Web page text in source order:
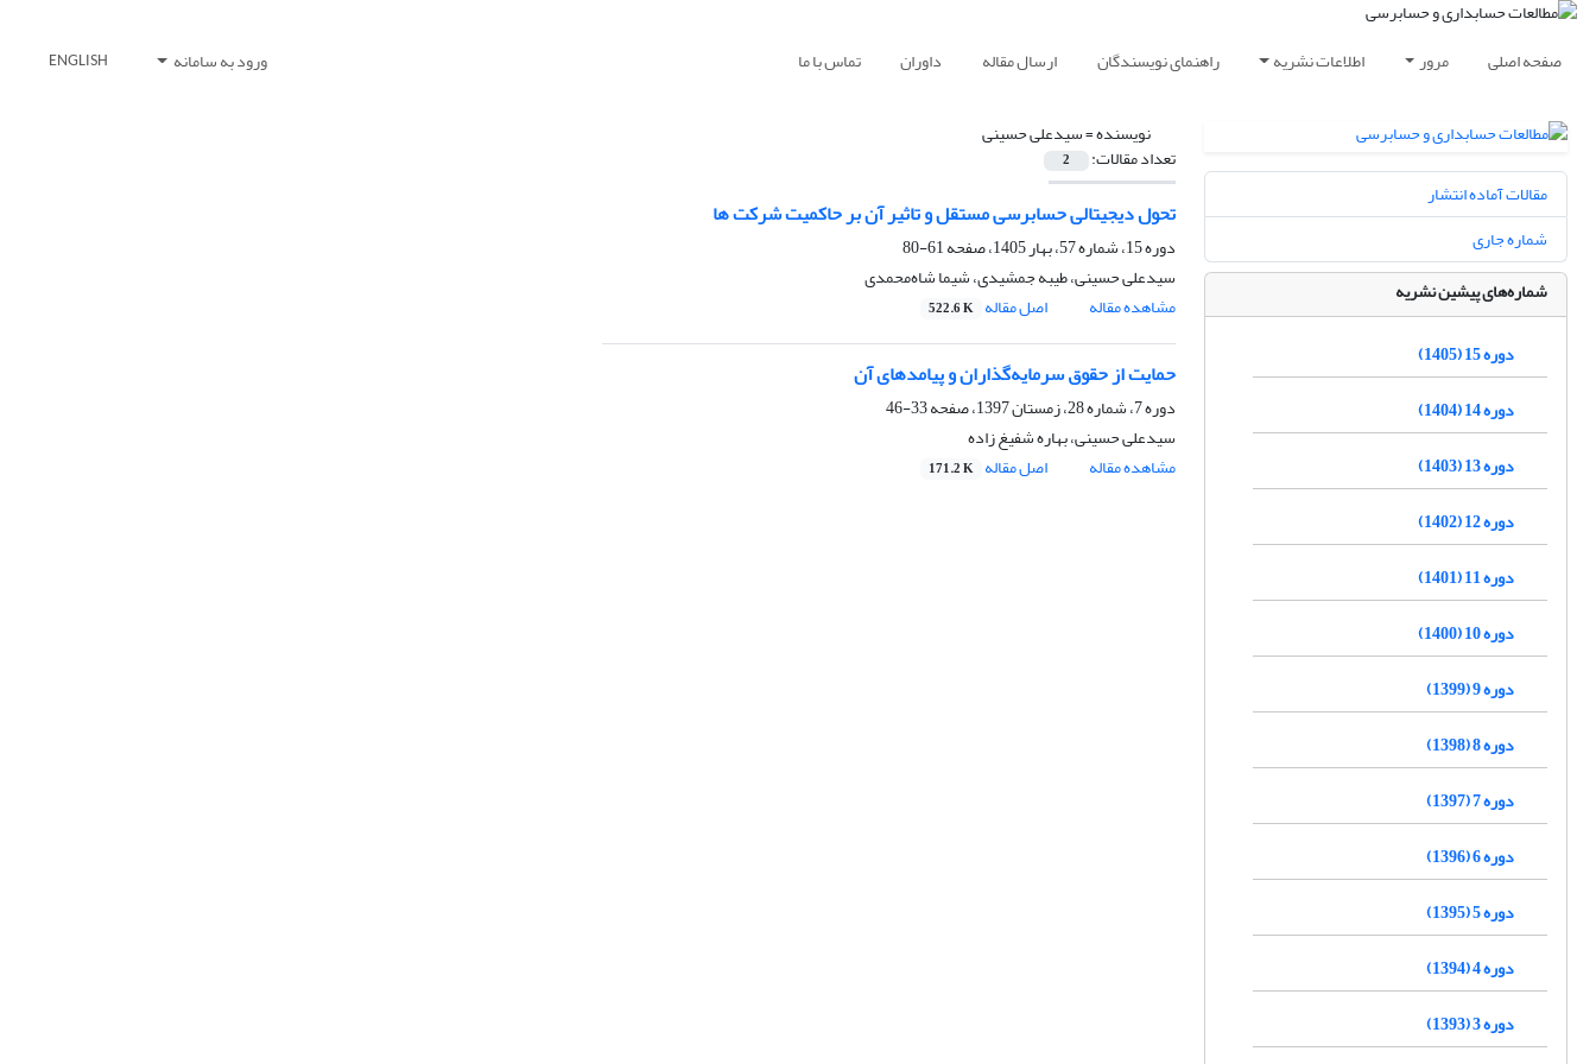
صفحه اصلی مرور اطلاعات نشریه راهنمای نویسندگان ارسال مقاله داوران تماس با ما ورود به سامانه ENGLISH
نویسنده =سیدعلی حسینی
تعداد مقالات: 2
تحول دیجیتالی حسابرسی مستقل و تاثیر آن بر حاکمیت شرکتها
دوره 15، شماره 57، بهار 1405، صفحه
61-80
سیدعلی حسینی، طیبه جمشیدی، شیما شاه‌محمدی
مشاهده مقاله
اصل مقاله 522.6 K
حمایت از حقوق سرمایه‌گذاران و پیامدهای آن
دوره 7، شماره 28، زمستان 1397، صفحه
33-46
سیدعلی حسینی، بهاره شفیغ زاده
مشاهده مقاله
اصل مقاله 171.2 K
مقالات آماده انتشار
شماره جاری
شماره‌های پیشین نشریه
دوره 15 (1405)
دوره 14 (1404)
دوره 13 (1403)
دوره 12 (1402)
دوره 11 (1401)
دوره 10 (1400)
دوره 9 (1399)
دوره 8 (1398)
دوره 7 (1397)
دوره 6 (1396)
دوره 5 (1395)
دوره 4 (1394)
دوره 3 (1393)